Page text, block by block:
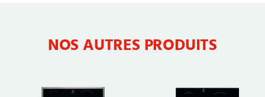
NOS AUTRES PRODUITS